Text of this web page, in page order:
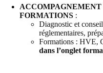
FORMATIONS :
Diagnostic et
réglementaires,
Formations : HVE,
dans l’onglet